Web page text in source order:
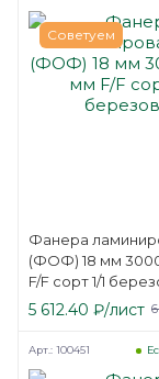
Советуем
Фанера
(ФОФ) 18 мм
F/F сорт 1/1
5 612.40 ₽/лист
Арт.: 100451